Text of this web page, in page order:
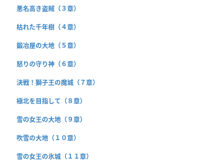
悪名高き盗賊（３章）
枯れた千年樹（４章）
鍛冶屋の大地（５章）
怒りの守り神（６章）
決戦！獅子王の魔城（７章）
極北を目指して（８章）
雪の女王の大地（９章）
吹雪の大地（１０章）
雪の女王の氷城（１１章）